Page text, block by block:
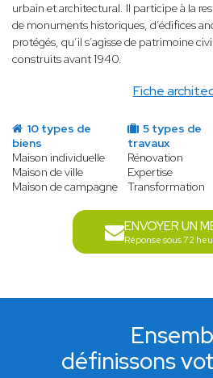
Fiche
urbain et architectural. Il participe à la
de monuments historiques, d’édifices
protégés, qu’il s’agisse de patrimoine
construits avant 1940.
10 types de
biens
Maison individuelle
Maison de ville
Maison de campagne
5 types de
travaux
Rénovation
Expertise
Transformation
ENVOYER UN
Réponse sous 72
définissons